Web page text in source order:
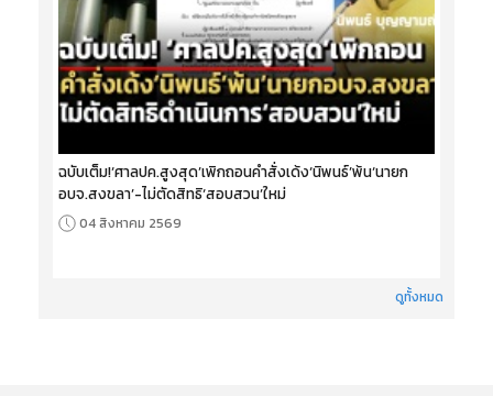
ฉบับเต็ม!‘ศาลปค.สูงสุด’เพิกถอนคำสั่งเด้ง‘นิพนธ์’พ้น‘นายก
อบจ.สงขลา’-ไม่ตัดสิทธิ‘สอบสวน’ใหม่
04 สิงหาคม 2569
ดูทั้งหมด